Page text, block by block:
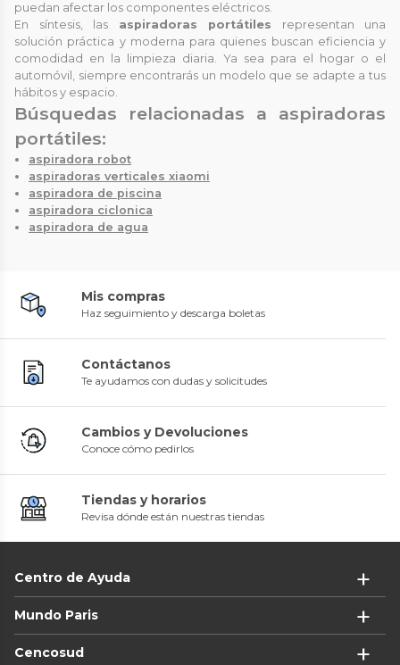
puedan afectar los componentes eléctricos.
En síntesis, las aspiradoras portátiles representan una
solución práctica y moderna para quienes buscan eficiencia y
comodidad en la limpieza diaria. Ya sea para el hogar o el
automóvil, siempre encontrarás un modelo que se adapte a tus
hábitos y espacio.
Búsquedas relacionadas a aspiradoras
portátiles:
aspiradora robot
aspiradoras verticales xiaomi
aspiradora de piscina
aspiradora ciclonica
aspiradora de agua
Mis compras
Haz seguimiento y descarga boletas
Contáctanos
Te ayudamos con dudas y solicitudes
Cambios y Devoluciones
Conoce cómo pedirlos
Tiendas y horarios
Revisa dónde están nuestras tiendas
Centro de Ayuda
Mundo Paris
Cencosud